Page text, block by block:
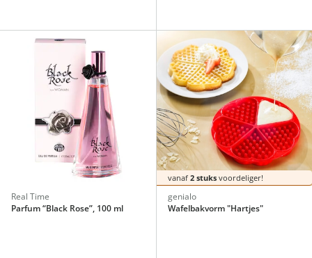
Real Time
Parfum “Black Rose”, 100 ml
vanaf 2 stuksvoordeliger!
genialo
Wafelbakvorm "Hartjes"